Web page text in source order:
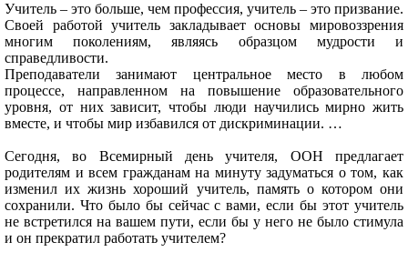
Учитель – это больше, чем профессия, учитель – это призвание.
Своей работой учитель закладывает основы мировоззрения
многим поколениям, являясь образцом мудрости и
справедливости.
Преподаватели занимают центральное место в любом
процессе, направленном на повышение образовательного
уровня, от них зависит, чтобы люди научились мирно жить
вместе, и чтобы мир избавился от дискриминации. …
Сегодня, во Всемирный день учителя, ООН предлагает
родителям и всем гражданам на минуту задуматься о том, как
изменил их жизнь хороший учитель, память о котором они
сохранили. Что было бы сейчас с вами, если бы этот учитель
не встретился на вашем пути, если бы у него не было стимула
и он прекратил работать учителем?